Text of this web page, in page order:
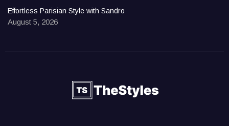
Effortless Parisian Style with Sandro
August 5, 2026